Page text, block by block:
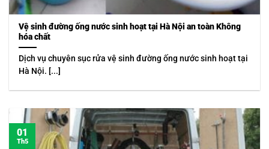
Vệ sinh đường ống nước sinh hoạt tại Hà Nội an toàn Không
hóa chất
Dịch vụ chuyên sục rửa vệ sinh đường ống nước sinh hoạt tại
Hà Nội. [...]
01
Th5